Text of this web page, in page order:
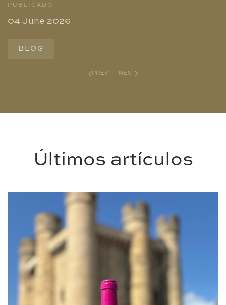
PUBLICADO
04 June 2026
BLOG
PREV NEXT
Últimos artículos